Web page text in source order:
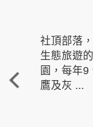
社頂部落
生態旅遊
園，每年9
鷹及灰 ...